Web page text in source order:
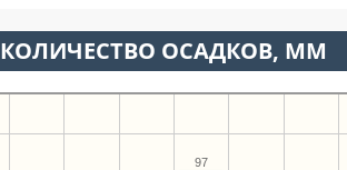
КОЛИЧЕСТВО ОСАДКОВ, ММ
97